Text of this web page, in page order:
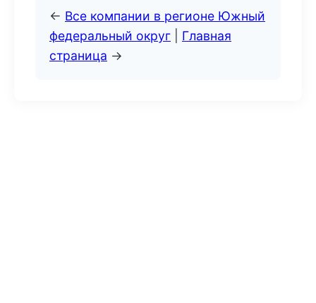
← Все компании в регионе Южный
федеральный округ
Главная
страница →